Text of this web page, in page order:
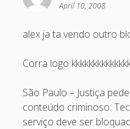
Entries feed
Comments feed
April 10, 2008
alex ja ta vendo outro
Corra logo
São Paulo – Justiça
conteúdo criminoso.
serviço deve ser